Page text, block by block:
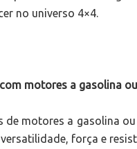
no universo 4×4.
motores a gasolina
de motores a gasolina
força e